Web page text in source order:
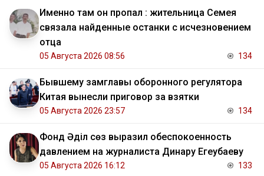
Именно там он пропал : жительница Семея
связала найденные останки с исчезновением
отца
05 Августа 2026 08:56 134
Бывшему замглавы оборонного регулятора
Китая вынесли приговор за взятки
05 Августа 2026 23:57 134
Фонд Әділ сөз выразил обеспокоенность
давлением на журналиста Динару Егеубаеву
05 Августа 2026 16:12 133